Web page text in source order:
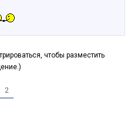
чтобы разместить
2